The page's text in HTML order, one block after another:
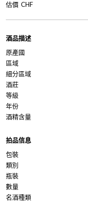
酒品描述
原產國
區域
細分區域
酒莊
等級
年份
酒精含量
拍品信息
包裝
類別
瓶裝
數量
名酒種類
估價 CHF